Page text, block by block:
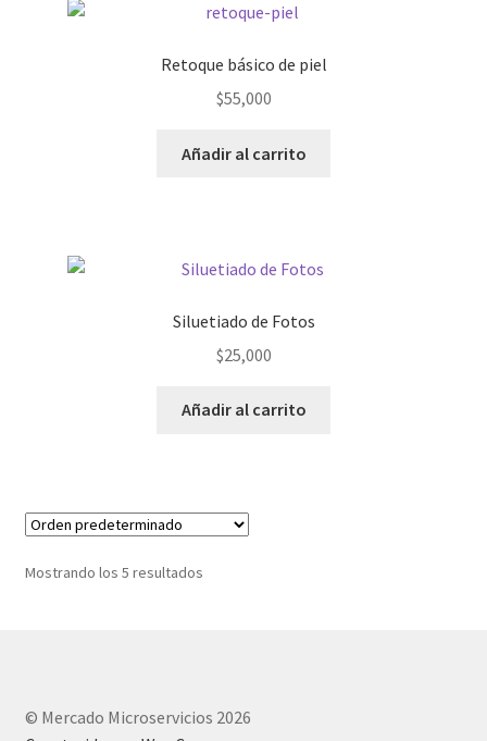
Retoque básico de piel
$55,000
Añadir al carrito
Siluetiado de Fotos
$25,000
Añadir al carrito
Mostrando los 5 resultados
© Mercado Microservicios 2026